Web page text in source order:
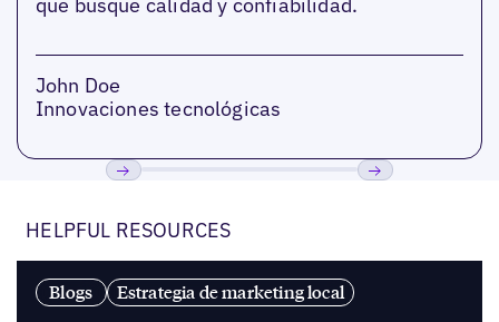
John Doe
Innovaciones tecnológicas
HELPFUL RESOURCES
Blogs Estrategia de marketing local